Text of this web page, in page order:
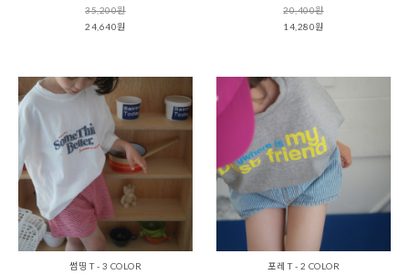
35,200원
24,640원
20,400원
14,280원
썸띵 T - 3 COLOR
포레 T - 2 COLOR